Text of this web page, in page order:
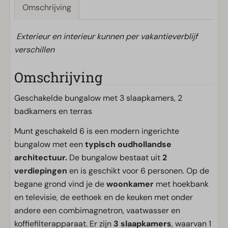
Omschrijving
Exterieur en interieur kunnen per vakantieverblijf
verschillen
Omschrijving
Geschakelde bungalow met 3 slaapkamers, 2
badkamers en terras
Munt geschakeld 6 is een modern ingerichte
bungalow met eentypisch oudhollandse
architectuur. De bungalow bestaat uit2
verdiepingen en is geschikt voor 6 personen. Op de
begane grond vind je dewoonkamer met hoekbank
en televisie, de eethoek en de keuken met onder
andere een combimagnetron, vaatwasser en
koffiefilterapparaat. Er zijn 3 slaapkamers, waarvan 1